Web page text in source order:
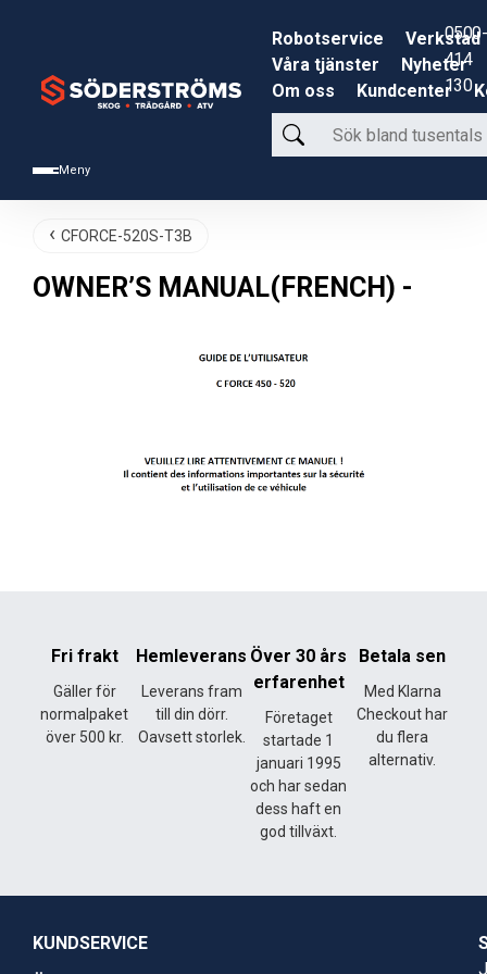
Meny
Robotservice
Verkstad
Våra tjänster
Nyheter
Om oss
Kundcenter
Sök
bland
produkter
0500-
414
130
CFORCE-520S-T3B
OWNER’S MANUAL(FRENCH) -
Fri frakt
Gäller för
normalpaket
över 500 kr.
Hemleverans
Leverans fram
till din dörr.
Oavsett storlek.
Över 30 års
erfarenhet
Företaget
startade 1
januari 1995
och har sedan
dess haft en
god tillväxt.
Betala sen
Med Klarna
Checkout har
du flera
alternativ.
KUNDSERVICE